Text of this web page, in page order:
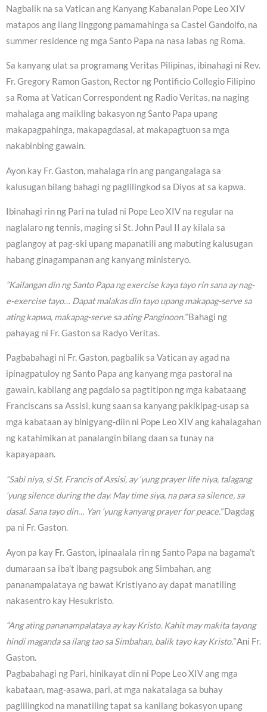
Nagbalik na sa Vatican ang Kanyang Kabanalan Pope Leo XIV
matapos ang ilang linggong pamamahinga sa Castel Gandolfo, na
summer residence ng mga Santo Papa na nasa labas ng Roma.
Sa kanyang ulat sa programang Veritas Pilipinas, ibinahagi ni Rev.
Fr. Gregory Ramon Gaston, Rector ng Pontificio Collegio Filipino
sa Roma at Vatican Correspondent ng Radio Veritas, na naging
mahalaga ang maikling bakasyon ng Santo Papa upang
makapagpahinga, makapagdasal, at makapagtuon sa mga
nakabinbing gawain.
Ayon kay Fr. Gaston, mahalaga rin ang pangangalaga sa
kalusugan bilang bahagi ng paglilingkod sa Diyos at sa kapwa.
Ibinahagi rin ng Pari na tulad ni Pope Leo XIV na regular na
naglalaro ng tennis, maging si St. John Paul II ay kilala sa
paglangoy at pag-ski upang mapanatili ang mabuting kalusugan
habang ginagampanan ang kanyang ministeryo.
“Kailangan din ng Santo Papa ng exercise kaya tayo rin sana ay nag-
e-exercise tayo… Dapat malakas din tayo upang makapag-serve sa
ating kapwa, makapag-serve sa ating Panginoon.”Bahagi ng
pahayag ni Fr. Gaston sa Radyo Veritas.
Pagbabahagi ni Fr. Gaston, pagbalik sa Vatican ay agad na
ipinagpatuloy ng Santo Papa ang kanyang mga pastoral na
gawain, kabilang ang pagdalo sa pagtitipon ng mga kabataang
Franciscans sa Assisi, kung saan sa kanyang pakikipag-usap sa
mga kabataan ay binigyang-diin ni Pope Leo XIV ang kahalagahan
ng katahimikan at panalangin bilang daan sa tunay na
kapayapaan.
“Sabi niya, si St. Francis of Assisi, ay ‘yung prayer life niya, talagang
‘yung silence during the day. May time siya, na para sa silence, sa
dasal. Sana tayo din… Yan ‘yung kanyang prayer for peace.”Dagdag
pa ni Fr. Gaston.
Ayon pa kay Fr. Gaston, ipinaalala rin ng Santo Papa na bagama’t
dumaraan sa iba’t ibang pagsubok ang Simbahan, ang
pananampalataya ng bawat Kristiyano ay dapat manatiling
nakasentro kay Hesukristo.
“Ang ating pananampalataya ay kay Kristo. Kahit may makita tayong
hindi maganda sa ilang tao sa Simbahan, balik tayo kay Kristo.”Ani Fr.
Gaston.
Pagbabahagi ng Pari, hinikayat din ni Pope Leo XIV ang mga
kabataan, mag-asawa, pari, at mga nakatalaga sa buhay
paglilingkod na manatiling tapat sa kanilang bokasyon upang